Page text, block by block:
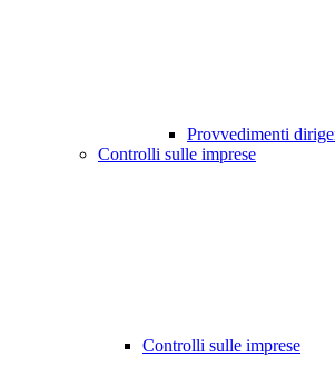
Provvedimenti
Controlli sulle imprese
Controlli sulle imprese